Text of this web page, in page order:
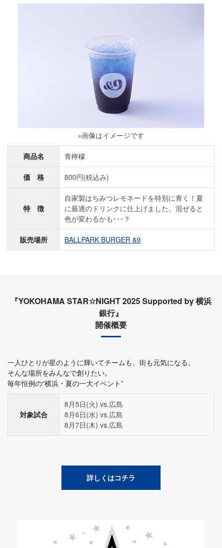
※画像はイメージです
商品名 青檸檬
価 格 800円(税込み)
特 徴
自家製はちみつレモネードを特別に青く！夏
に最適のドリンクに仕上げました。混ぜると
色が変わるかも･･･？
販売場所 BALLPARK BURGER &9
『YOKOHAMA STAR☆NIGHT 2025 Supported by 横浜
銀行』
開催概要
一人ひとりが星のように輝いてチームも、街も元気になる。
そんな場所をみんなで創りたい。
毎年恒例の“横浜・夏の一大イベント”
対象試合
8月5日(火) vs.広島
8月6日(水) vs.広島
8月7日(木) vs.広島
詳しくはコチラ